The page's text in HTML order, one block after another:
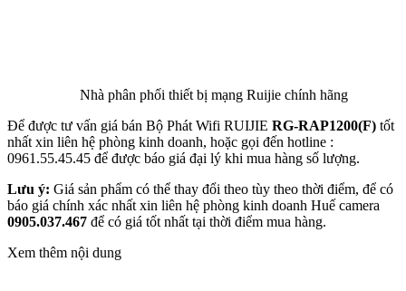
Nhà phân phối thiết bị mạng Ruijie chính hãng
Để được tư vấn giá bán Bộ Phát Wifi RUIJIE RG-RAP1200(F) tốt
nhất xin liên hệ phòng kinh doanh, hoặc gọi đến hotline :
0961.55.45.45 để được báo giá đại lý khi mua hàng số lượng.
Lưu ý: Giá sản phẩm có thể thay đổi theo tùy theo thời điểm, để có
báo giá chính xác nhất xin liên hệ phòng kinh doanh Huế camera
0905.037.467 để có giá tốt nhất tại thời điểm mua hàng.
Xem thêm nội dung